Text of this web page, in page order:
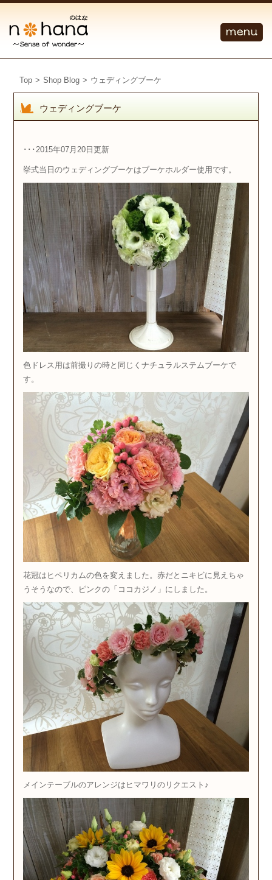
Top > Shop Blog > ウェディングブーケ
ウェディングブーケ
･･･2015年07月20日更新
挙式当日のウェディングブーケはブーケホルダー使用です。
色ドレス用は前撮りの時と同じくナチュラルステムブーケで
す。
花冠はヒペリカムの色を変えました。赤だとニキビに見えちゃ
うそうなので、ピンクの「ココカジノ」にしました。
メインテーブルのアレンジはヒマワリのリクエスト♪